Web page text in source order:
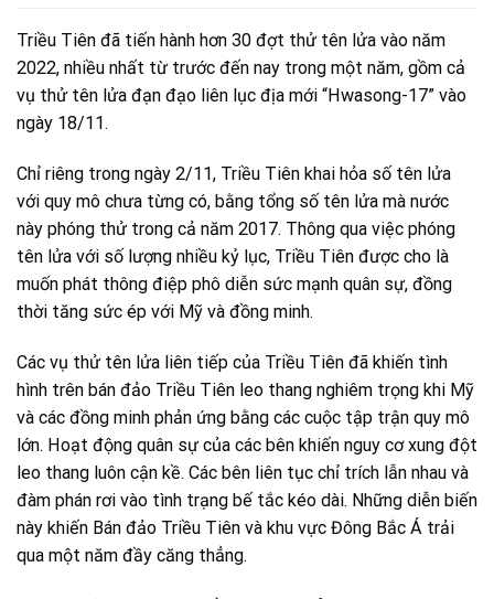
Triều Tiên đã tiến hành hơn 30 đợt thử tên lửa vào năm
2022, nhiều nhất từ trước đến nay trong một năm, gồm cả
vụ thử tên lửa đạn đạo liên lục địa mới “Hwasong-17” vào
ngày 18/11.
Chỉ riêng trong ngày 2/11, Triều Tiên khai hỏa số tên lửa
với quy mô chưa từng có, bằng tổng số tên lửa mà nước
này phóng thử trong cả năm 2017. Thông qua việc phóng
tên lửa với số lượng nhiều kỷ lục, Triều Tiên được cho là
muốn phát thông điệp phô diễn sức mạnh quân sự, đồng
thời tăng sức ép với Mỹ và đồng minh.
Các vụ thử tên lửa liên tiếp của Triều Tiên đã khiến tình
hình trên bán đảo Triều Tiên leo thang nghiêm trọng khi Mỹ
và các đồng minh phản ứng bằng các cuộc tập trận quy mô
lớn. Hoạt động quân sự của các bên khiến nguy cơ xung đột
leo thang luôn cận kề. Các bên liên tục chỉ trích lẫn nhau và
đàm phán rơi vào tình trạng bế tắc kéo dài. Những diễn biến
này khiến Bán đảo Triều Tiên và khu vực Đông Bắc Á trải
qua một năm đầy căng thẳng.